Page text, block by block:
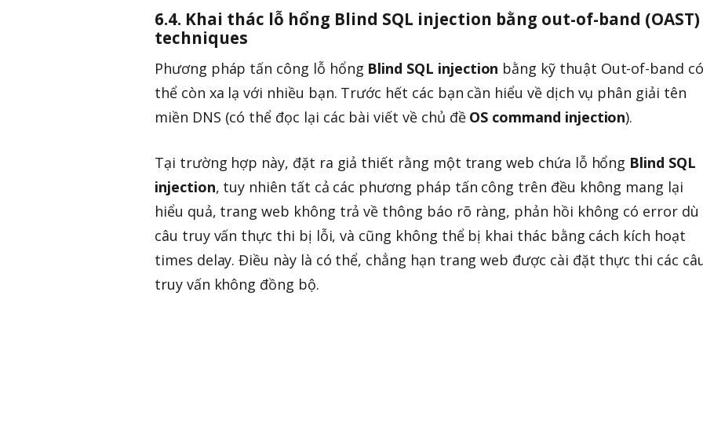
6.4. Khai thác lỗ hổng Blind SQL injection bằng out-of-band (OAST)
techniques
Phương pháp tấn công lỗ hổng Blind SQL injection bằng kỹ thuật Out-of-band có
thể còn xa lạ với nhiều bạn. Trước hết các bạn cần hiểu về dịch vụ phân giải tên
miền DNS (có thể đọc lại các bài viết về chủ đề OS command injection).
Tại trường hợp này, đặt ra giả thiết rằng một trang web chứa lỗ hổng Blind SQL
injection, tuy nhiên tất cả các phương pháp tấn công trên đều không mang lại
hiểu quả, trang web không trả về thông báo rõ ràng, phản hồi không có error dù
câu truy vấn thực thi bị lỗi, và cũng không thể bị khai thác bằng cách kích hoạt
times delay. Điều này là có thể, chẳng hạn trang web được cài đặt thực thi các
truy vấn không đồng bộ.